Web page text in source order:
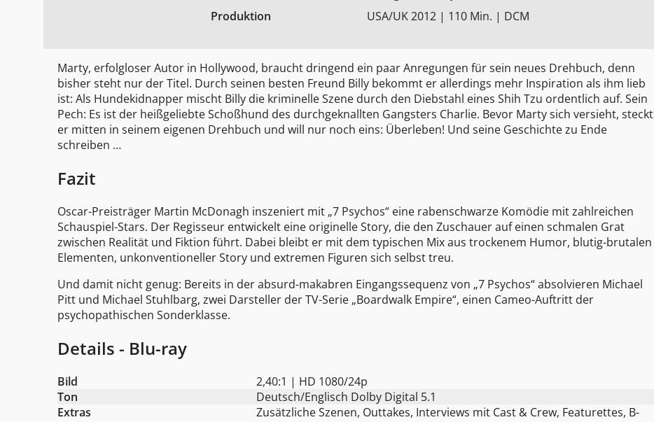
Produktion
USA/UK 2012 | 110 Min. | DCM
Marty, erfolgloser Autor in Hollywood, braucht dringend ein paar Anregungen für sein neues Drehbuch, denn
bisher steht nur der Titel. Durch seinen besten Freund Billy bekommt er allerdings mehr Inspiration als ihm lieb
ist: Als Hundekidnapper mischt Billy die kriminelle Szene durch den Diebstahl eines Shih Tzu ordentlich auf. Sein
Pech: Es ist der heißgeliebte Schoßhund des durchgeknallten Gangsters Charlie. Bevor Marty sich versieht, steckt
er mitten in seinem eigenen Drehbuch und will nur noch eins: Überleben! Und seine Geschichte zu Ende
schreiben …
Fazit
Oscar-Preisträger Martin McDonagh inszeniert mit „7 Psychos“ eine rabenschwarze Komödie mit zahlreichen
Schauspiel-Stars. Der Regisseur entwickelt eine originelle Story, die den Zuschauer auf einen schmalen Grat
zwischen Realität und Fiktion führt. Dabei bleibt er mit dem typischen Mix aus trockenem Humor, blutig-brutalen
Elementen, unkonventioneller Story und extremen Figuren sich selbst treu.
Und damit nicht genug: Bereits in der absurd-makabren Eingangssequenz von „7 Psychos“ absolvieren Michael
Pitt und Michael Stuhlbarg, zwei Darsteller der TV-Serie „Boardwalk Empire“, einen Cameo-Auftritt der
psychopathischen Sonderklasse.
Details - Blu-ray
Bild
2,40:1 | HD 1080/24p
Ton
Deutsch/Englisch Dolby Digital 5.1
Extras
Zusätzliche Szenen, Outtakes, Interviews mit Cast & Crew, Featurettes, B-